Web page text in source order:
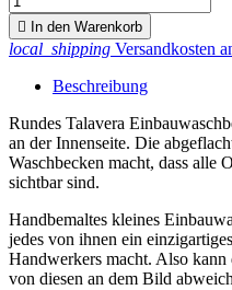
 In den Warenkorb
local_shipping Versandkosten
Beschreibung
Rundes Talavera
an der Innenseite. Die
Waschbecken macht, dass alle
sichtbar sind.
Handbemaltes kleines
jedes von ihnen ein
Handwerkers macht. Also
von diesen an dem Bild